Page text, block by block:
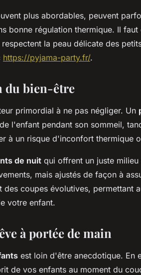
plus abordables, peuvent
bonne régulation thermique. Il
la peau délicate des
https://pyjama-party.fr/.
du bien-être
primordial à ne pas négliger. Un
l'enfant pendant son sommeil,
à un risque d'inconfort thermique
de nuit qui offrent un juste
mais ajustés de façon à
des coupes évolutives, permettant
votre enfant.
à portée de main
est loin d'être anecdotique. En
de vos enfants au moment du